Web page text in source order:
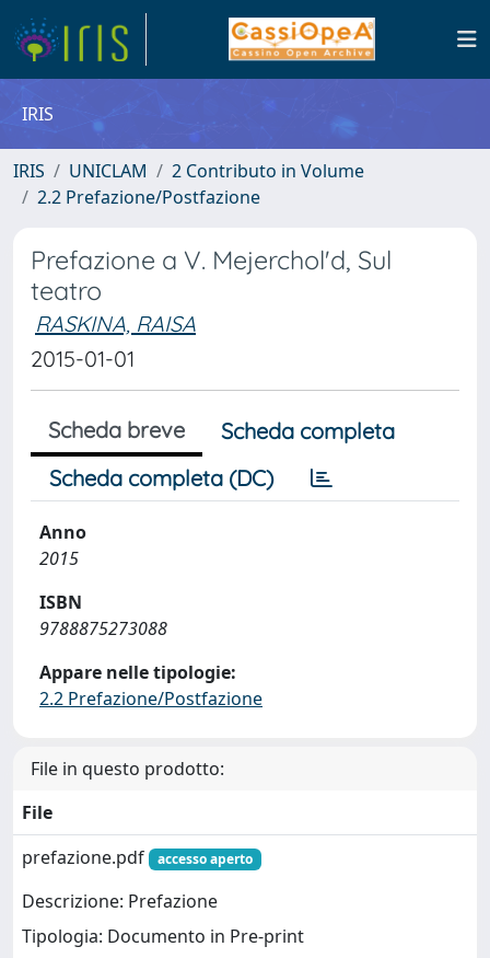
IRIS
IRIS UNICLAM
2 Contributo in Volume
2.2 Prefazione/Postfazione
Prefazione a V. Mejerchol'd, Sul
teatro
RASKINA, RAISA
2015-01-01
Scheda breve
Scheda completa
Scheda completa (DC)
Anno
2015
ISBN
9788875273088
Appare nelle tipologie:
2.2 Prefazione/Postfazione
File in questo prodotto:
File
prefazione.pdf
accesso aperto
Descrizione: Prefazione
Tipologia: Documento in Pre-print